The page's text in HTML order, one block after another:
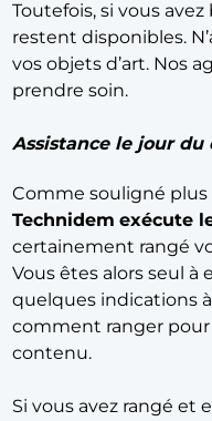
Toutefois, si vous
restent disponibles.
vos objets d’art. Nos
prendre soin.
Assistance le jour
Comme souligné
Technidem exécute
certainement rangé
Vous êtes alors seul à
quelques indications
comment ranger
contenu.
Si vous avez rangé et